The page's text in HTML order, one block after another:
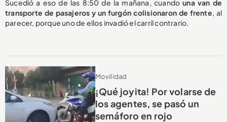
Sucedió a eso de las 8:50 de la mañana, cuandouna van de
transporte de pasajeros y un furgón colisionaron de frente, al
parecer, porque uno de ellos invadió el carril contrario.
Movilidad
¡Qué joyita! Por volarse de
los agentes, se pasó un
semáforo en rojo